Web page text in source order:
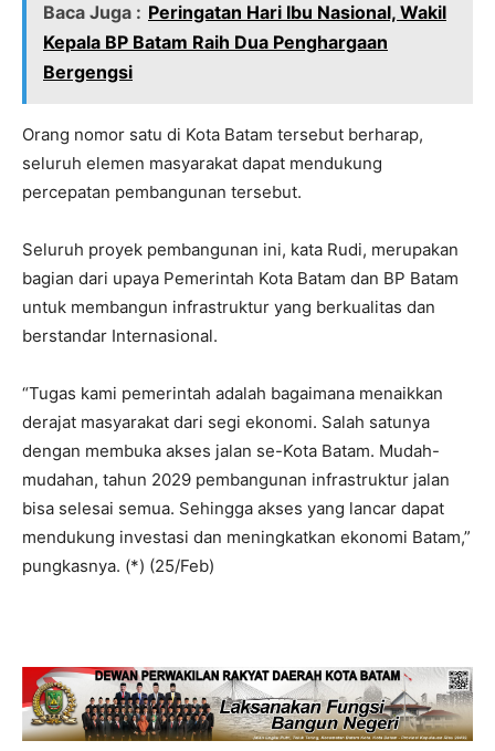
Baca Juga : Peringatan Hari Ibu Nasional, Wakil
Kepala BP Batam Raih Dua Penghargaan
Bergengsi
Orang nomor satu di Kota Batam tersebut berharap,
seluruh elemen masyarakat dapat mendukung
percepatan pembangunan tersebut.
Seluruh proyek pembangunan ini, kata Rudi, merupakan
bagian dari upaya Pemerintah Kota Batam dan BP Batam
untuk membangun infrastruktur yang berkualitas dan
berstandar Internasional.
“Tugas kami pemerintah adalah bagaimana menaikkan
derajat masyarakat dari segi ekonomi. Salah satunya
dengan membuka akses jalan se-Kota Batam. Mudah-
mudahan, tahun 2029 pembangunan infrastruktur jalan
bisa selesai semua. Sehingga akses yang lancar dapat
mendukung investasi dan meningkatkan ekonomi Batam,”
pungkasnya. (*) (25/Feb)